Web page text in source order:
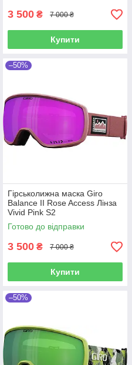
3 500 ₴ 7 000 ₴
Купити
–50%
Гірськолижна маска Giro
Balance II Rose Access Лінза
Vivid Pink S2
Готово до відправки
3 500 ₴ 7 000 ₴
Купити
–50%